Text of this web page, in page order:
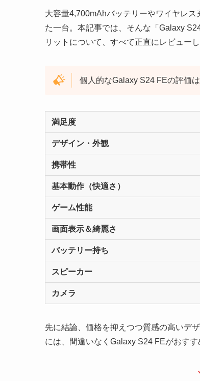
大容量4,700mAhバッテリーやワイヤレ
た一台。本記事では、そんな「Galaxy
リットについて、すべて正直にレビューし
個人的なGalaxy S24 FEの評価
満足度
デザイン・外観
携帯性
基本動作（快適さ）
ゲーム性能
画面表示＆綺麗さ
バッテリー持ち
スピーカー
カメラ
先に結論、価格を抑えつつ質感の高いデ
には、間違いなくGalaxy S24 FEがおすす